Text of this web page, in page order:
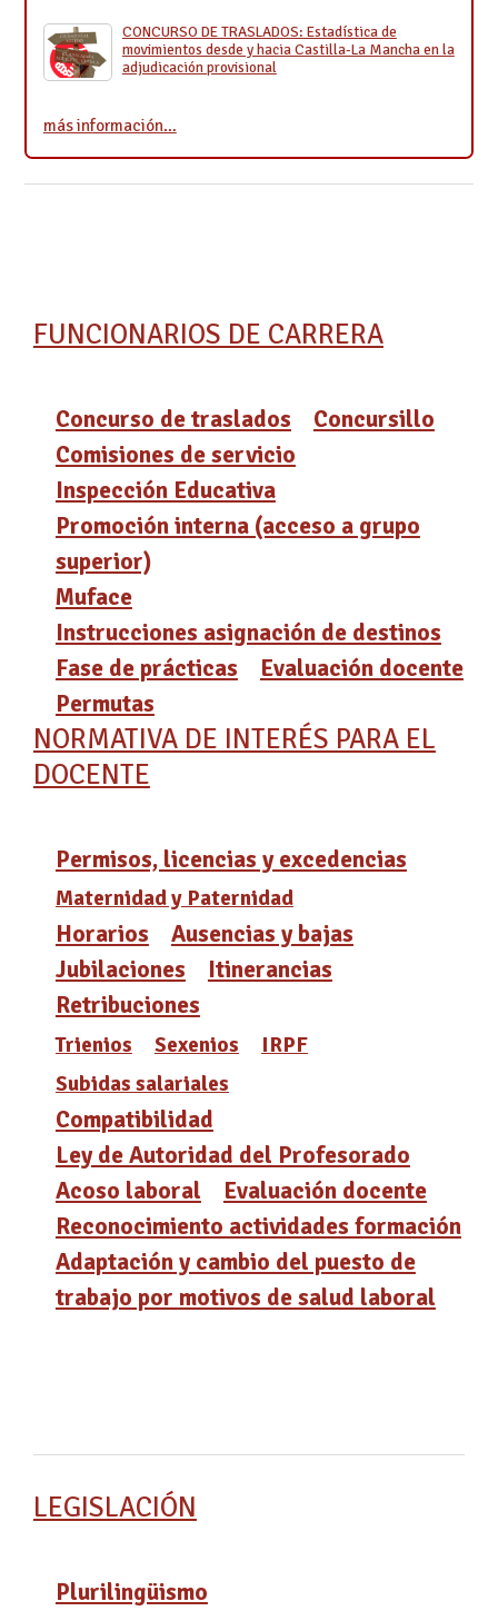
CONCURSO DE TRASLADOS: Estadística de
movimientos desde y hacia Castilla-La Mancha en la
adjudicación provisional
más información…
FUNCIONARIOS DE CARRERA
Concurso de traslados
Concursillo
Comisiones de servicio
Inspección Educativa
Promoción interna (acceso a grupo
superior)
Muface
Instrucciones asignación de destinos
Fase de prácticas
Evaluación docente
Permutas
NORMATIVA DE INTERÉS PARA EL
DOCENTE
Permisos, licencias y excedencias
Maternidad y Paternidad
Horarios
Ausencias y bajas
Jubilaciones
Itinerancias
Retribuciones
Trienios Sexenios
IRPF
Subidas salariales
Compatibilidad
Ley de Autoridad del Profesorado
Acoso laboral
Evaluación docente
Reconocimiento actividades formación
Adaptación y cambio del puesto de
trabajo por motivos de salud laboral
LEGISLACIÓN
Plurilingüismo